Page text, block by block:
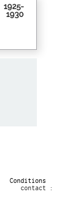
1925-
1930
Conditions
contact :